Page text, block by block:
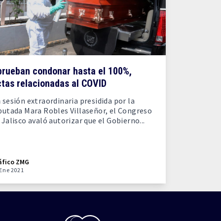
condonar hasta el 100%,
relacionadas al COVID
sesión extraordinaria presidida por la
Mara Robles Villaseñor, el Congreso
Jalisco avaló autorizar que el Gobierno...
ZMG
2021